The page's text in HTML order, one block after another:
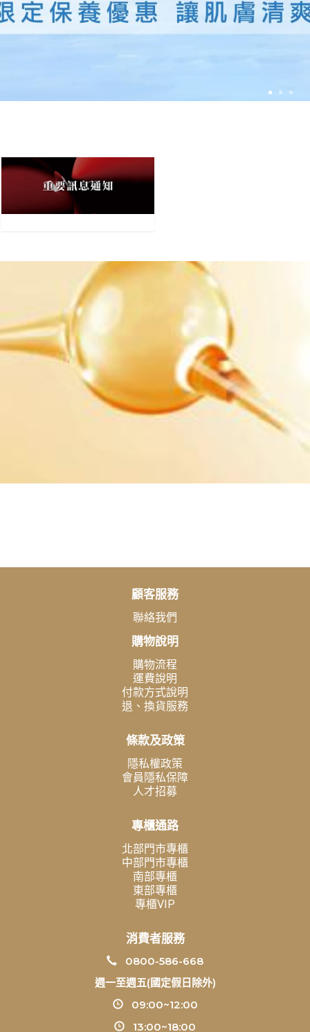
顧客服務
聯絡我們
購物說明
購物流程
運費說明
付款方式說明
退、換貨服務
條款及政策
隱私權政策
會員隱私保障
人才招募
專櫃通路
北部門市專櫃
中部門市專櫃
南部專櫃
東部專櫃
專櫃VIP
消費者服務
0800-586-668
週一至週五(國定假日除外)
09:00~12:00
13:00~18:00